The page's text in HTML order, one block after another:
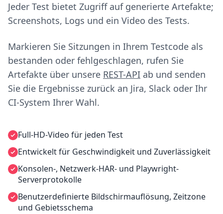
Jeder Test bietet Zugriff auf generierte Artefakte;
Screenshots, Logs und ein Video des Tests.
Markieren Sie Sitzungen in Ihrem Testcode als
bestanden oder fehlgeschlagen, rufen Sie
Artefakte über unsere REST-API ab und senden
Sie die Ergebnisse zurück an Jira, Slack oder Ihr
CI-System Ihrer Wahl.
Full-HD-Video für jeden Test
Entwickelt für Geschwindigkeit und Zuverlässigkeit
Konsolen-, Netzwerk-HAR- und Playwright-
Serverprotokolle
Benutzerdefinierte Bildschirmauflösung, Zeitzone
und Gebietsschema